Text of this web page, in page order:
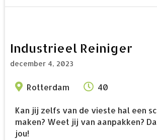
Industrieel Reiniger
december 4, 2023
Rotterdam 40
Kan jij zelfs van de vieste hal een
maken? Weet jij van aanpakken?
jou!